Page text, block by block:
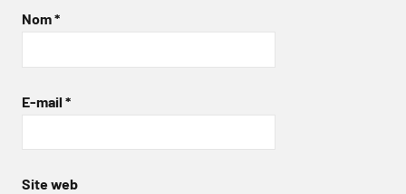
Nom*
E-mail *
Site web